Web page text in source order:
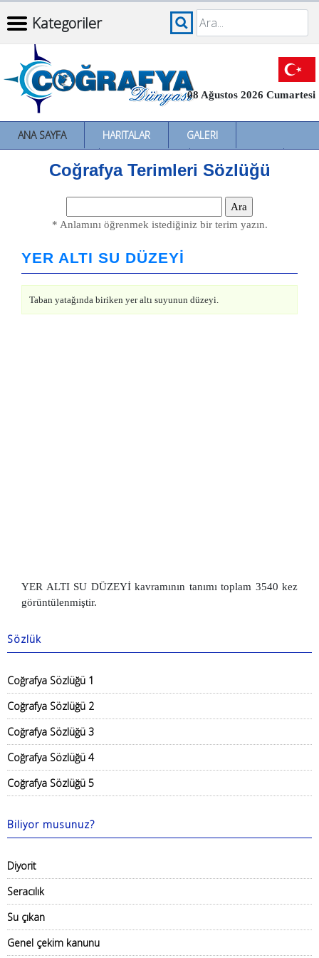
Kategoriler
08 Ağustos 2026 Cumartesi
ANA SAYFA HARITALAR
GALERI
İNCELEMELER
SÖZLÜKLER İL İL TÜRKIYE
Coğrafya Terimleri Sözlüğü
* Anlamını öğrenmek istediğiniz bir terim yazın.
YER ALTI SU DÜZEYİ
Taban yatağında biriken yer altı suyunun düzeyi.
YER ALTI SU DÜZEYİ kavramının tanımı toplam 3540 kez
görüntülenmiştir.
Sözlük
Coğrafya Sözlüğü 1
Coğrafya Sözlüğü 2
Coğrafya Sözlüğü 3
Coğrafya Sözlüğü 4
Coğrafya Sözlüğü 5
Biliyor musunuz?
Diyorit
Seracılık
Su çıkan
Genel çekim kanunu